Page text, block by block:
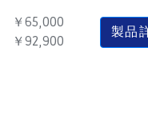
￥65,000
￥92,900
製品